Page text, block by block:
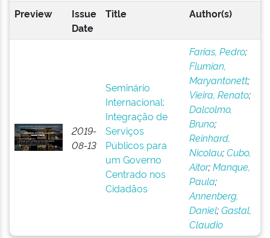
Preview
Issue
Date
Title Author(s)
2019-
08-13
Seminário
Internacional:
Integração de
Serviços
Públicos para
um Governo
Centrado nos
Cidadãos
Farias, Pedro;
Flumian,
Maryantonett;
Vieira, Renato;
Dalcolmo,
Bruno;
Reinhard,
Nicolau;Cubo,
Aitor;Manque,
Paula;
Annenberg,
Daniel;Gastal,
Claudio